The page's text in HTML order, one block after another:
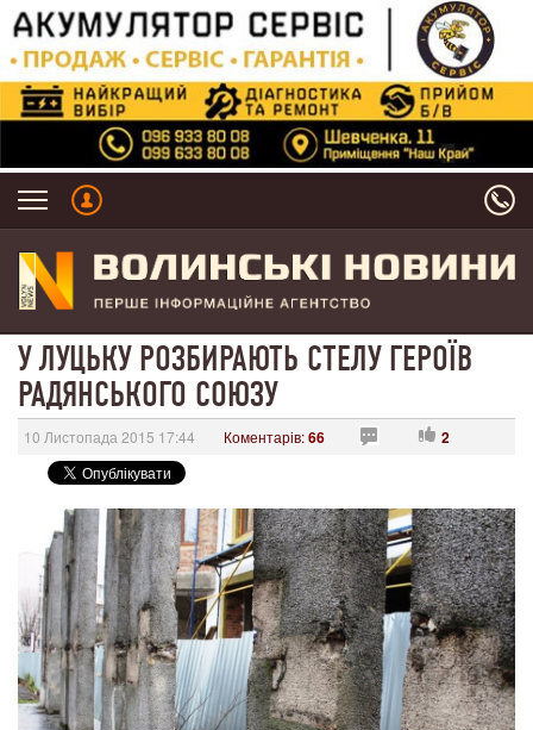
У ЛУЦЬКУ РОЗБИРАЮТЬ СТЕЛУ ГЕРОЇВ
РАДЯНСЬКОГО СОЮЗУ
10 Листопада 2015 17:44 Коментарів:66 2